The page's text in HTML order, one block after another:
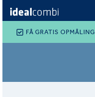
FÅ GRATIS OPMÅLING